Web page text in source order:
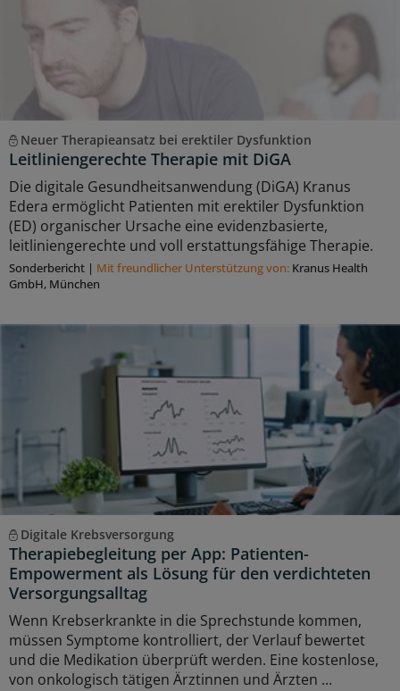
Neuer Therapieansatz bei erektiler Dysfunktion
Leitliniengerechte Therapie mit DiGA
Die digitale Gesundheitsanwendung (DiGA) Kranus
Edera ermöglicht Patienten mit erektiler Dysfunktion
(ED) organischer Ursache eine evidenzbasierte,
leitliniengerechte und voll erstattungsfähige Therapie.
Sonderbericht | Mit freundlicher Unterstützung von: Kranus Health
GmbH, München
Digitale Krebsversorgung
Therapiebegleitung per App: Patienten-
Empowerment als Lösung für den verdichteten
Versorgungsalltag
Wenn Krebserkrankte in die Sprechstunde kommen,
müssen Symptome kontrolliert, der Verlauf bewertet
und die Medikation überprüft werden. Eine kostenlose,
von onkologisch tätigen Ärztinnen und Ärzten ...